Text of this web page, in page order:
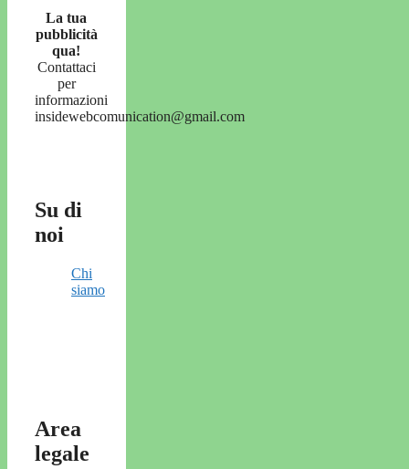
La tua
pubblicità
qua!
Contattaci
per
informazioni
insidewebcomunication@gmail.com
Su di
noi
Chi
siamo
Area
legale